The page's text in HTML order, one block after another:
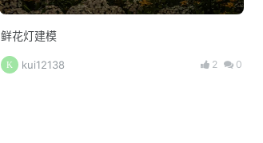
鲜花灯建模
kui12138 2 0